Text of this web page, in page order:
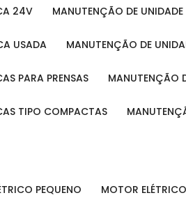
24V MANUTENÇÃO DE
USADA MANUTENÇÃO DE
PARA PRENSAS MANUTENÇÃO
TIPO COMPACTAS
PEQUENO MOTOR